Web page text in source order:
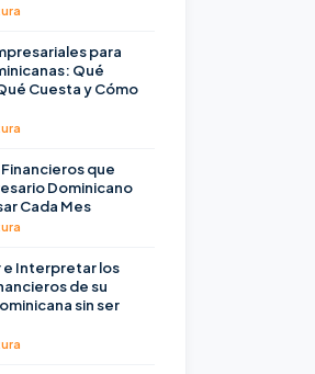
para
Qué
Cuesta y Cómo
Financieros que
Dominicano
Cada Mes
e Interpretar los
de su
sin ser